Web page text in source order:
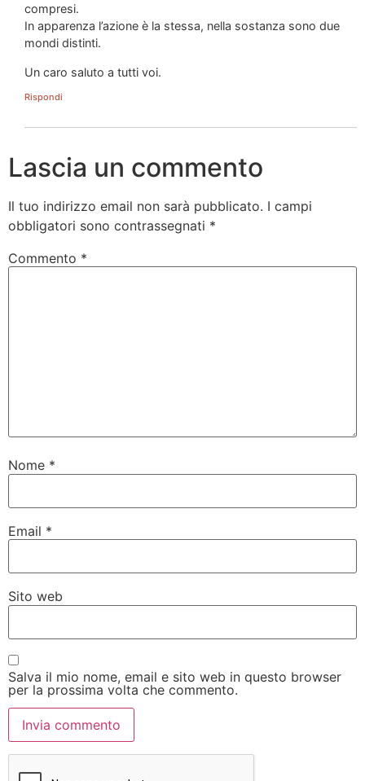
compresi.
In apparenza l’azione è la stessa, nella sostanza sono due
mondi distinti.
Un caro saluto a tutti voi.
Rispondi
Lascia un commento
Il tuo indirizzo email non sarà pubblicato. I campi
obbligatori sono contrassegnati *
Commento *
Nome *
Email *
Sito web
Salva il mio nome, email e sito web in questo browser
per la prossima volta che commento.